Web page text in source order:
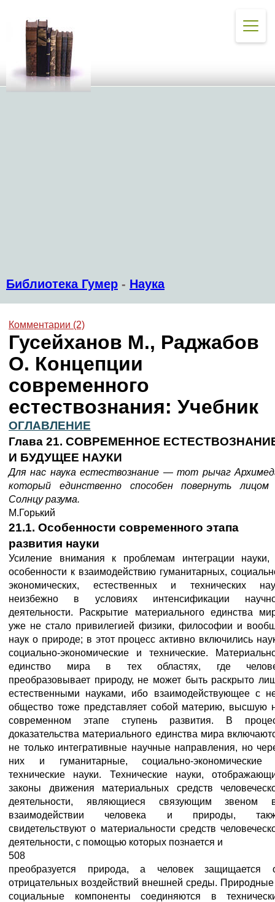
Библиотека Гумер - Наука
Комментарии (2)
Гусейханов М., Раджабов
О. Концепции
современного
естествознания: Учебник
ОГЛАВЛЕНИЕ
Глава 21. СОВРЕМЕННОЕ
И БУДУЩЕЕ НАУКИ
Для нас наука естествознание — тот рычаг
который единственно способен повернуть лицом
Солнцу разума.
М.Горький
21.1. Особенности современного этапа
развития науки
Усиление внимания к проблемам интеграции
особенности к взаимодействию гуманитарных,
экономических, естественных и технических
неизбежно в условиях интенсификации
деятельности. Раскрытие материального единства
уже не стало привилегией физики, философии и
наук о природе; в этот процесс активно включились
социально-экономические и технические.
единство мира в тех областях, где
преобразовывает природу, не может быть раскрыто
естественными науками, ибо взаимодействующее с
общество тоже представляет собой материю, высшую
современном этапе ступень развития. В
доказательства материального единства мира
не только интегративные научные направления, но
них и гуманитарные, социально-экономические
технические науки. Технические науки,
законы движения материальных средств
деятельности, являющиеся связующим звеном
взаимодействии человека и природы,
свидетельствуют о материальности средств
деятельности, с помощью которых познается и
508
преобразуется природа, а человек защищается
отрицательных воздействий внешней среды.
социальные компоненты соединяются в